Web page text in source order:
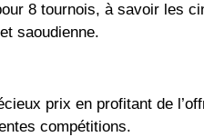
8 tournois, à savoir les
saoudienne.
prix en profitant de
compétitions.